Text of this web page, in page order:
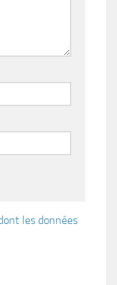
les données